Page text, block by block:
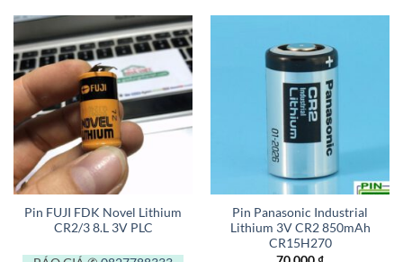
Pin FUJI FDK Novel Lithium
CR2/3 8.L 3V PLC
Pin Panasonic Industrial
Lithium 3V CR2 850mAh
CR15H270